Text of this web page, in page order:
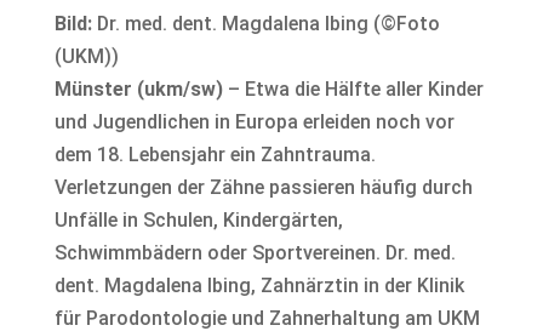
Bild:Dr. med. dent. Magdalena Ibing (©Foto
(UKM))
Münster (ukm/sw)– Etwa die Hälfte aller Kinder
und Jugendlichen in Europa erleiden noch vor
dem 18. Lebensjahr ein Zahntrauma.
Verletzungen der Zähne passieren häufig durch
Unfälle in Schulen, Kindergärten,
Schwimmbädern oder Sportvereinen. Dr. med.
dent. Magdalena Ibing, Zahnärztin in der Klinik
für Parodontologie und Zahnerhaltung am UKM